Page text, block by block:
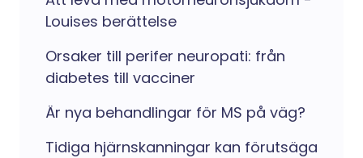
Louises berättelse
Orsaker till perifer neuropati: från
diabetes till vacciner
Är nya behandlingar för MS på väg?
Tidiga hjärnskanningar kan förutsäga